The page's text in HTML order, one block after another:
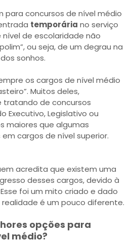
para concursos de nível médio
temporária no serviço
de escolaridade não
ou seja, de um degrau na
sonhos.
os cargos de nível médio
Muitos deles,
tratando de concursos
Executivo, Legislativo ou
maiores que algumas
cargos de nível superior.
acredita que existem uma
desses cargos, devido à
foi um mito criado e dado
é um pouco diferente.
opções para
médio?